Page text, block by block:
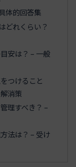
体的回答集
どれくらい？
安は？ – 一般
つけること
消策
理すべき？ –
法は？ – 受け